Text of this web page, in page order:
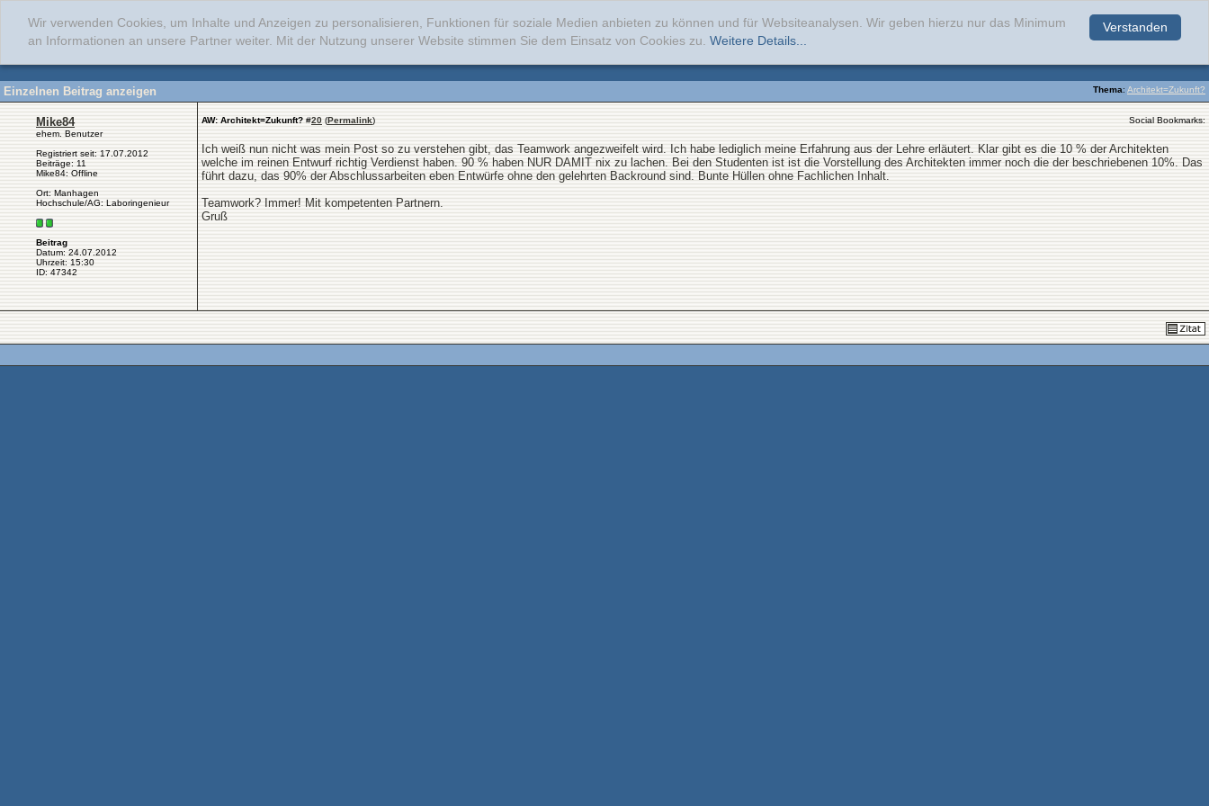
Verstanden
Wir verwenden Cookies, um Inhalte und Anzeigen zu personalisieren, Funktionen für soziale Medien anbieten zu können und für Websiteanalysen. Wir geben hierzu nur das Minimum
an Informationen an unsere Partner weiter. Mit der Nutzung unserer Website stimmen Sie dem Einsatz von Cookies zu. Weitere Details...
Thema: Architekt=Zukunft?
Einzelnen Beitrag anzeigen
Mike84
ehem. Benutzer
Registriert seit: 17.07.2012
Beiträge: 11
Mike84: Offline
Ort: Manhagen
Hochschule/AG: Laboringenieur
Beitrag
Datum: 24.07.2012
Uhrzeit: 15:30
ID: 47342
AW: Architekt=Zukunft? #20 (Permalink) Social Bookmarks:
Ich weiß nun nicht was mein Post so zu verstehen gibt, das Teamwork angezweifelt wird. Ich habe lediglich meine Erfahrung aus der Lehre erläutert. Klar gibt es die 10 % der Architekten
welche im reinen Entwurf richtig Verdienst haben. 90 % haben NUR DAMIT nix zu lachen. Bei den Studenten ist ist die Vorstellung des Architekten immer noch die der beschriebenen 10%. Das
führt dazu, das 90% der Abschlussarbeiten eben Entwürfe ohne den gelehrten Backround sind. Bunte Hüllen ohne Fachlichen Inhalt.
Teamwork? Immer! Mit kompetenten Partnern.
Gruß